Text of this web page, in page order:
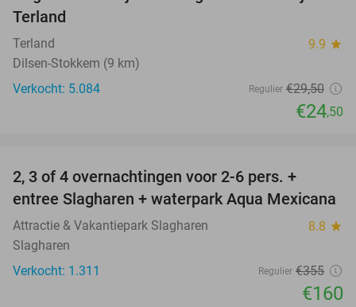
Terland
Terland 9.9 star
Dilsen-Stokkem (9 km)
Verkocht: 5.084
Regulier €29,50
€24,50
2, 3 of 4 overnachtingen voor 2-6 pers. +
entree Slagharen + waterpark Aqua Mexicana
Attractie & Vakantiepark Slagharen 8.8 star
Slagharen
Verkocht: 1.311
Regulier €355
€160